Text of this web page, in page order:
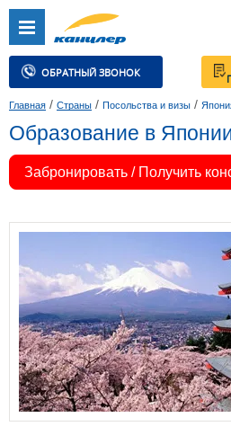
ОБРАТНЫЙ ЗВОНОК
Главная / Страны / Посольства и визы /
Образование в
Забронировать / Получить